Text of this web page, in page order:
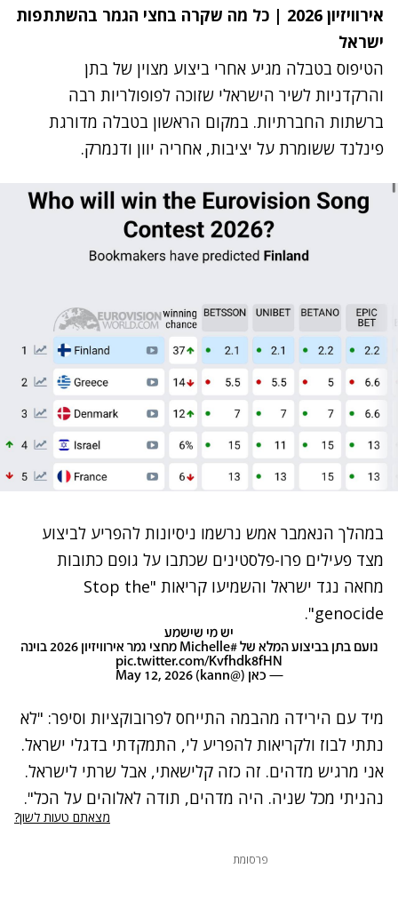
אירוויזיון 2026 | כל מה שקרה בחצי הגמר בהשתתפות
ישראל
הטיפוס בטבלה מגיע אחרי ביצוע מצוין של בתן
והרקדניות לשיר הישראלי שזוכה לפופולריות רבה
ברשתות החברתיות. במקום הראשון בטבלה מדורגת
פינלנד ששומרת על יציבות, אחריה יוון ודנמרק.
במהלך הנאמבר אמש נרשמו ניסיונות להפריע לביצוע
מצד פעילים פרו-פלסטינים שכתבו על גופם כתובות
מחאה נגד ישראל והשמיעו קריאות "Stop the
genocide".
יש מי שישמע
נועם בתן בביצוע המלא של#Michelle
מחצי גמר אירוויזיון 2026 בוינה
pic.twitter.com/Kvfhdk8fHN
— כאן (@kann)
May 12, 2026
מיד עם הירידה מהבמה התייחס לפרובוקציות וסיפר: "לא
נתתי לבוז ולקריאות להפריע לי, התמקדתי בדגלי ישראל.
אני מרגיש מדהים. זה כזה קלישאתי, אבל שרתי לישראל.
נהניתי מכל שניה. היה מדהים, תודה לאלוהים על הכל".
מצאתם טעות לשון?
פרסומת